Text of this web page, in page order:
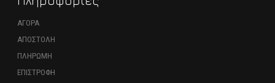
ΑΓΟΡΑ
ΑΠΟΣΤΟΛΗ
ΠΛΗΡΩΜΗ
ΕΠΙΣΤΡΟΦΗ